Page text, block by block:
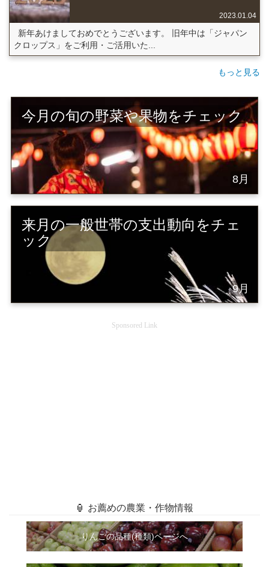
2023.01.04
新年あけましておめでとうございます。 旧年中は「ジャパン
クロップス」をご利用・ご活用いた...
もっと見る
今月の旬の野菜や果物をチェック
8月
来月の一般世帯の支出動向をチェ
ック
9月
Sponsored Link
🏮 お薦めの農業・作物情報
りんごの品種(種類)ページへ